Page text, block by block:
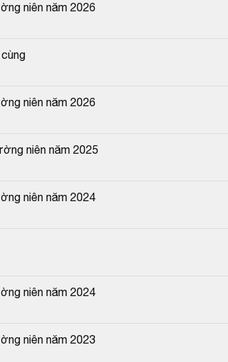
niên năm 2026
niên năm 2026
niên năm 2025
niên năm 2024
niên năm 2024
niên năm 2023